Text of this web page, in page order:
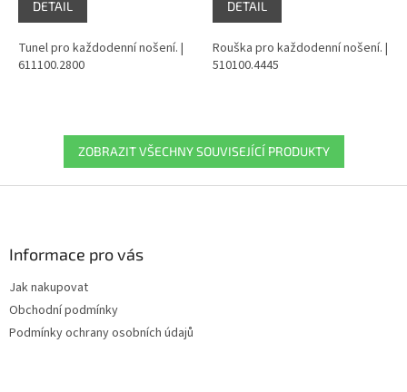
DETAIL
Tunel pro každodenní nošení. |
611100.2800
DETAIL
Rouška pro každodenní nošení. |
510100.4445
ZOBRAZIT VŠECHNY SOUVISEJÍCÍ PRODUKTY
Informace pro vás
Jak nakupovat
Obchodní podmínky
Podmínky ochrany osobních údajů